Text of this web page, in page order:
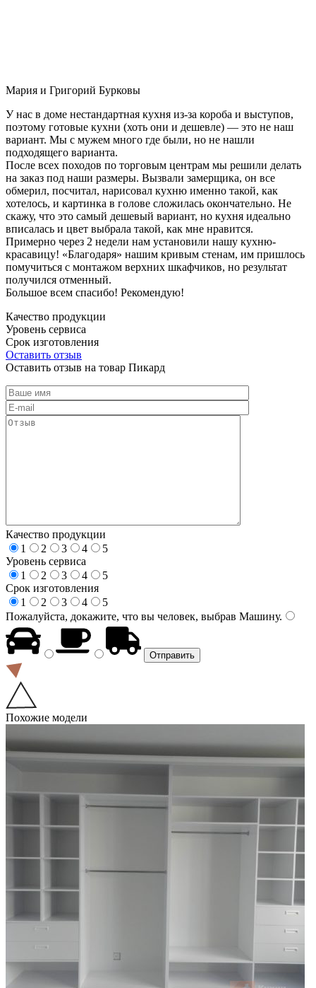
Мария и Григорий Бурковы
У нас в доме нестандартная кухня из-за короба и выступов,
поэтому готовые кухни (хоть они и дешевле) — это не наш
вариант. Мы с мужем много где были, но не нашли
подходящего варианта.
После всех походов по торговым центрам мы решили делать
на заказ под наши размеры. Вызвали замерщика, он все
обмерил, посчитал, нарисовал кухню именно такой, как
хотелось, и картинка в голове сложилась окончательно. Не
скажу, что это самый дешевый вариант, но кухня идеально
вписалась и цвет выбрала такой, как мне нравится.
Примерно через 2 недели нам установили нашу кухню-
красавицу! «Благодаря» нашим кривым стенам, им пришлось
помучиться с монтажом верхних шкафчиков, но результат
получился отменный.
Большое всем спасибо! Рекомендую!
Качество продукции
Уровень сервиса
Срок изготовления
Оставить отзыв
Оставить отзыв на товар Пикард
Качество продукции
1
2 3 4
5
Уровень сервиса
1
2 3 4
5
Срок изготовления
1
2 3 4
5
Пожалуйста, докажите, что вы человек, выбрав Машину.
Похожие модели